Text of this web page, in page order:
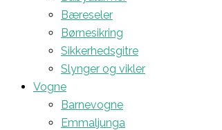
Bæreseler
Børnesikring
Sikkerhedsgitre
Slynger og vikler
Vogne
Barnevogne
Emmaljunga